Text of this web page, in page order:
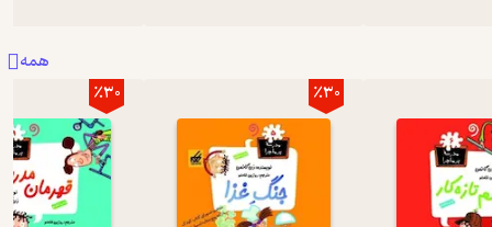
همه
٪30 ٪30